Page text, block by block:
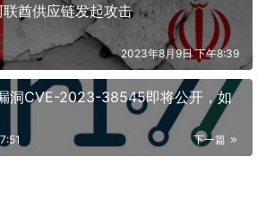
酋供应链发起攻击
2023年8月9日 下午8:39
洞CVE-2023-38545即将公开，如
下一篇